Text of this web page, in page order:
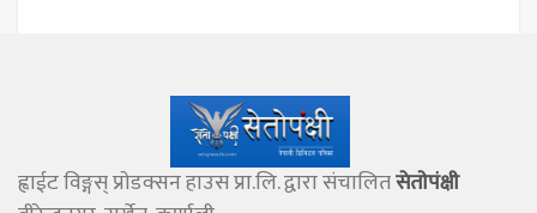
ह्वाईट विङ्गस् प्राेडक्सन हाउस प्रा.लि. द्वारा संचालितसेताेपंक्षी